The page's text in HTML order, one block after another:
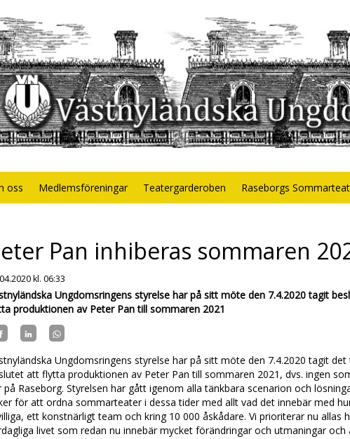
oss Medlemsföreningar Teatergarderoben Raseborgs
Pan inhiberas sommaren
kl. 06:33
Ungdomsringens styrelse har på sitt möte den 7.4.2020 tagit
produktionen av Peter Pan till sommaren 2021
Ungdomsringens styrelse har på sitt möte den 7.4.2020 tagit det
att flytta produktionen av Peter Pan till sommaren 2021, dvs. ingen
på Raseborg. Styrelsen har gått igenom alla tänkbara scenarion och
för att ordna sommarteater i dessa tider med allt vad det innebär med
ett konstnärligt team och kring 10 000 åskådare. Vi prioriterar nu allas
livet som redan nu innebär mycket förändringar och utmaningar och